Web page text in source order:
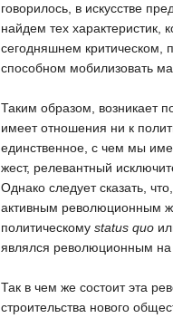
говорилось, в искусстве
найдем тех характеристик,
сегодняшнем критическом,
способном мобилизовать
Таким образом, возникает
имеет отношения ни к
единственное, с чем мы
жест, релевантный
Однако следует сказать,
активным революционным
политическому status quo
являлся революционным на
Так в чем же состоит эта
строительства нового